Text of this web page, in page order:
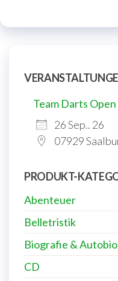
Team Darts
26 Sep.. 26
07929
PRODUKT-
Abenteuer
Belletristik
Biografie &
CD